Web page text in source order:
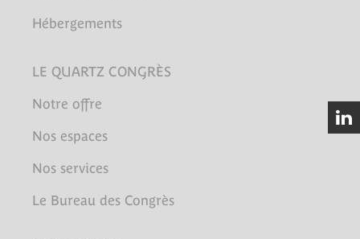
Hébergements
LE QUARTZ CONGRÈS
Notre offre
Nos espaces
Nos services
Le Bureau des Congrès